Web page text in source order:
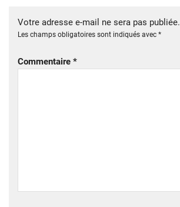
Votre adresse e-mail ne sera pas publiée.
Les champs obligatoires sont indiqués avec *
Commentaire *